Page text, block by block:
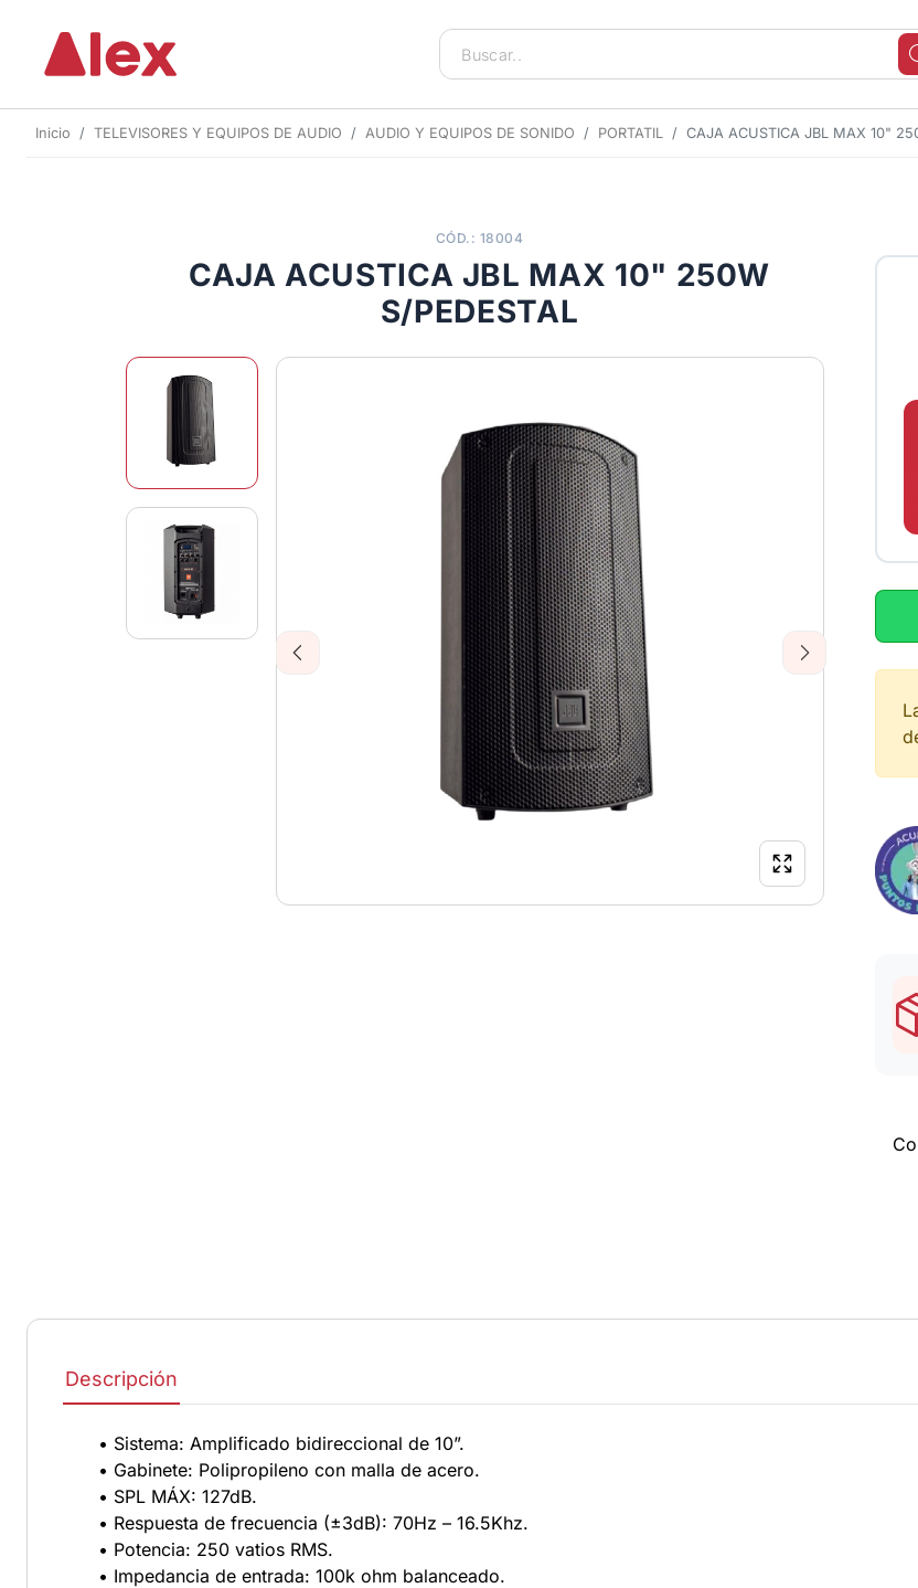
Inicio TELEVISORES Y EQUIPOS DE AUDIO AUDIO Y EQUIPOS DE SONIDO PORTATIL CAJA ACUSTICA JBL MAX 10"
CÓD.: 18004
CAJA ACUSTICA JBL MAX 10" 250W
S/PEDESTAL
Previous Next
Descripción
• Sistema: Amplificado bidireccional de 10”.
• Gabinete: Polipropileno con malla de acero.
• SPL MÁX: 127dB.
• Respuesta de frecuencia (±3dB): 70Hz – 16.5Khz.
• Potencia: 250 vatios RMS.
• Impedancia de entrada: 100k ohm balanceado.